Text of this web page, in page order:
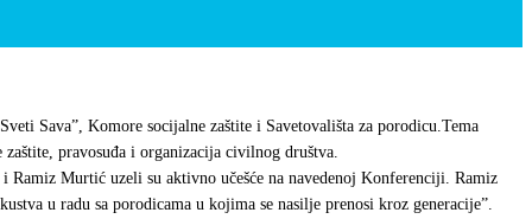
Sava”, Komore socijalne zaštite i Savetovališta za porodicu.Tema
pravosuđa i organizacija civilnog društva.
Murtić uzeli su aktivno učešće na navedenoj Konferenciji. Ramiz
u radu sa porodicama u kojima se nasilje prenosi kroz generacije”.